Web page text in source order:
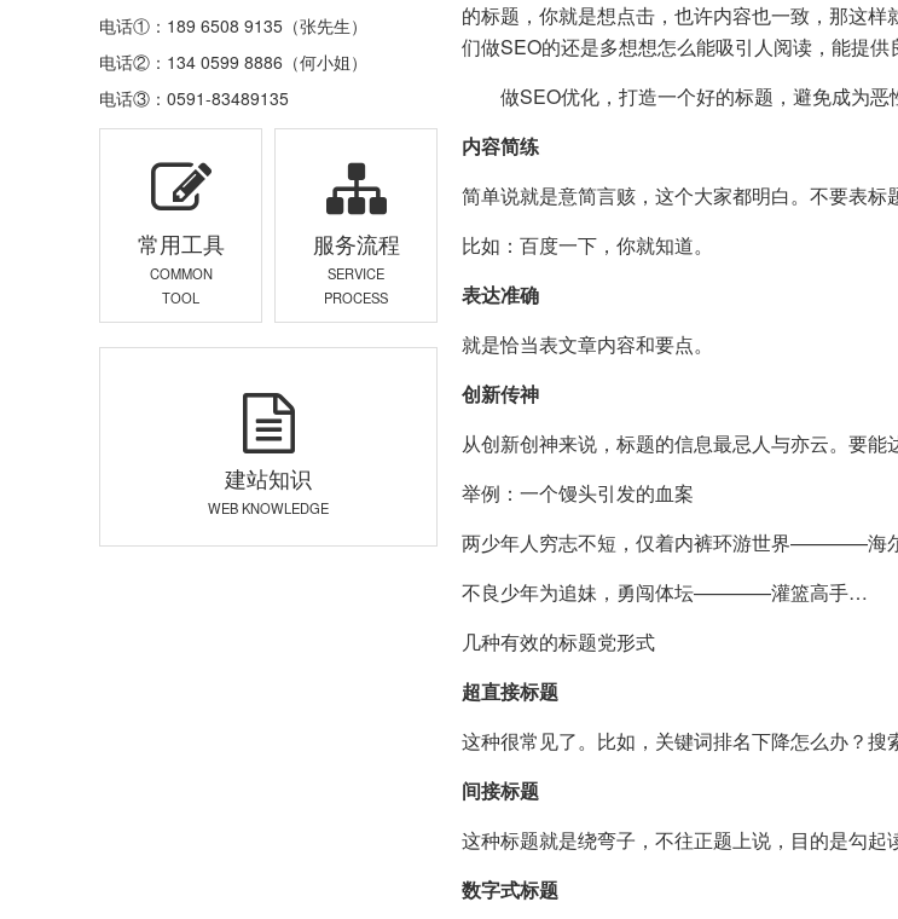
电话①：189 6508 9135（张先生）
电话②：134 0599 8886（何小姐）
电话③：0591-83489135
常用工具
COMMON
TOOL
服务流程
SERVICE
PROCESS
建站知识
WEB KNOWLEDGE
的标题，你就是想点击，也许内容也一致，那这
们做SEO的还是多想想怎么能吸引人阅读，能提供
做SEO优化，打造一个好的标题，避免成为恶
内容简练
简单说就是意简言赅，这个大家都明白。不要表标
比如：百度一下，你就知道。
表达准确
就是恰当表文章内容和要点。
创新传神
从创新创神来说，标题的信息最忌人与亦云。要能
举例：一个馒头引发的血案
两少年人穷志不短，仅着内裤环游世界————海
不良少年为追妹，勇闯体坛————灌篮高手…
几种有效的标题党形式
超直接标题
这种很常见了。比如，关键词排名下降怎么办？搜
间接标题
这种标题就是绕弯子，不往正题上说，目的是勾
数字式标题